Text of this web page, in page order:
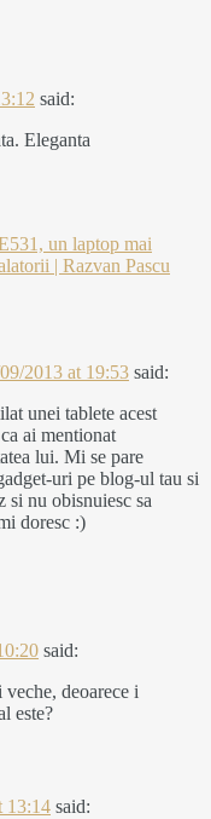
said:
Eleganta
un laptop mai
| Razvan Pascu
2013 at 19:53 said:
unei tablete acest
ai mentionat
lui. Mi se pare
uri pe blog-ul tau si
si nu obisnuiesc sa
doresc :)
said:
deoarece i
este?
13:14 said: